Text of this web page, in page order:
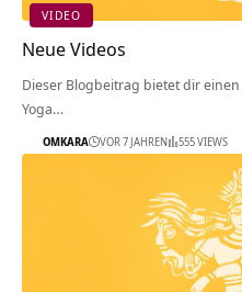
VIDEO
Neue Videos
Dieser Blogbeitrag bietet dir
Yoga…
OMKARA VOR 7 JAHREN 555 VIEWS